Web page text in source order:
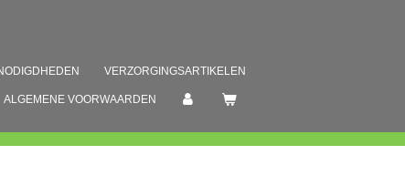
VERZORGINGSARTIKELEN
ALGEMENE VOORWAARDEN